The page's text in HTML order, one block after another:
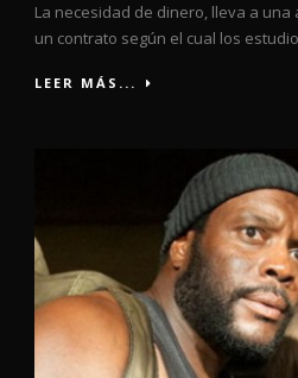
La necesidad de dinero, lleva a una
un contrato según el cual los
LEER MÁS...